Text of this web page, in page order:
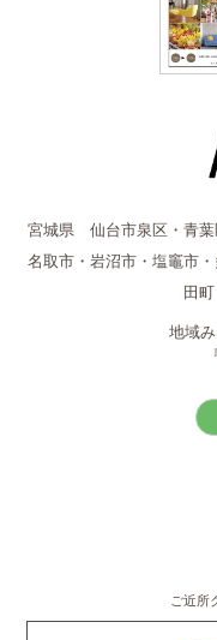
宮城県 仙台市泉区・青葉
名取市・岩沼市・塩竈市
田
地域
ご近所